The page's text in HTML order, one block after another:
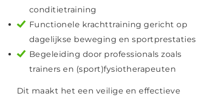
conditietraining
Functionele krachttraining gericht op
dagelijkse beweging en sportprestaties
Begeleiding door professionals zoals
trainers en (sport)fysiotherapeuten
Dit maakt het een veilige en effectieve